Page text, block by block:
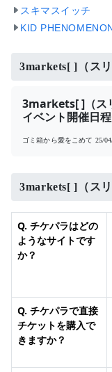
スキマスイッチ
KID
3markets[ ]（ス
3markets[ ]（ス
イベント開催日
ゴミ箱から愛をこめて 25/
3markets[ ]（ス
Q. チケパラはどの
ようなサイトです
か？
Q. チケパラで直接
チケットを購入で
きますか？